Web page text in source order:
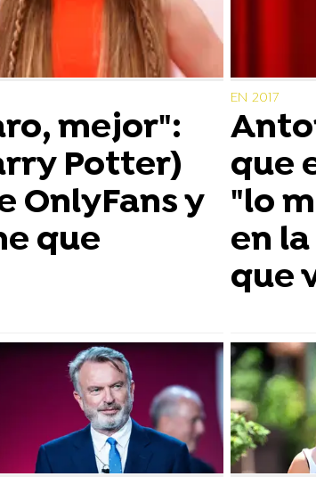
mejor":
Potter)
OnlyFans y
que
EN 2017
que
"lo
en
que